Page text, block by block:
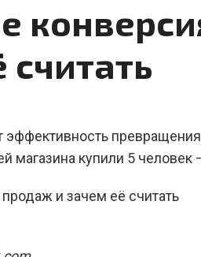
считать
магазина купили 5 человек